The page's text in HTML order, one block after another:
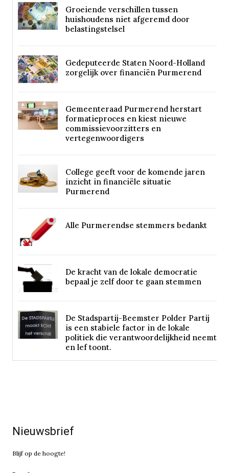
Groeiende verschillen tussen
huishoudens niet afgeremd door
belastingstelsel
Gedeputeerde Staten Noord-Holland
zorgelijk over financiën Purmerend
Gemeenteraad Purmerend herstart
formatieproces en kiest nieuwe
commissievoorzitters en
vertegenwoordigers
College geeft voor de komende jaren
inzicht in financiële situatie
Purmerend
Alle Purmerendse stemmers bedankt
De kracht van de lokale democratie
bepaal je zelf door te gaan stemmen
De Stadspartij-Beemster Polder Partij
is een stabiele factor in de lokale
politiek die verantwoordelijkheid neemt
en lef toont.
Nieuwsbrief
Blijf op de hoogte!